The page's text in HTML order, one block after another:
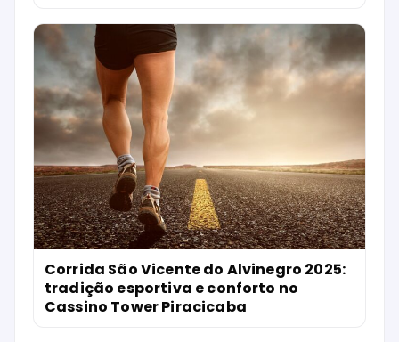
Corrida São Vicente do Alvinegro 2025:
tradição esportiva e conforto no
Cassino Tower Piracicaba